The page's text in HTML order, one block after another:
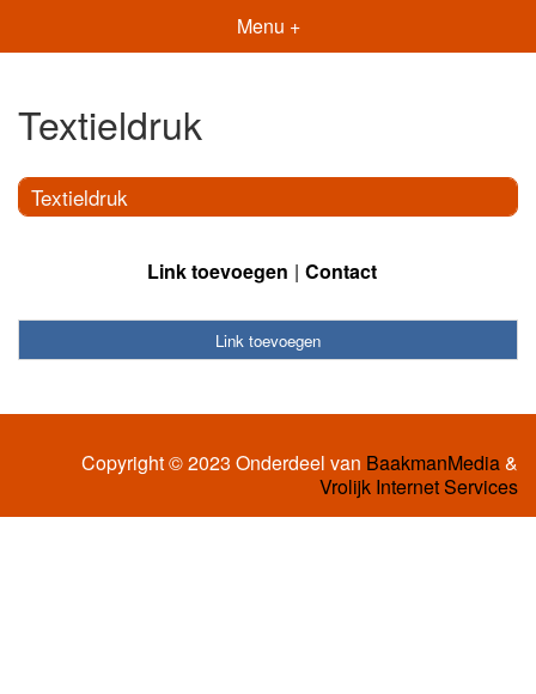
Menu +
Textieldruk
Textieldruk
Link toevoegen Contact
Link toevoegen
Copyright © 2023 Onderdeel van BaakmanMedia&
Vrolijk Internet Services